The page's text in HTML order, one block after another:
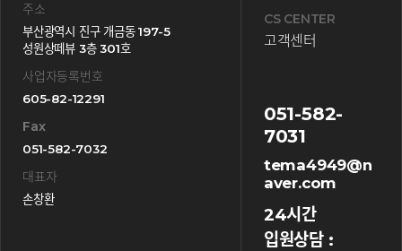
주소
부산광역시 진구 개금동 197-5
성원상떼뷰 3층 301호
사업자등록번호
605-82-12291
Fax
051-582-7032
대표자
손창환
CS CENTER
고객센터
051-582-
7031
tema4949@n
aver.com
24시간
입원상담 :